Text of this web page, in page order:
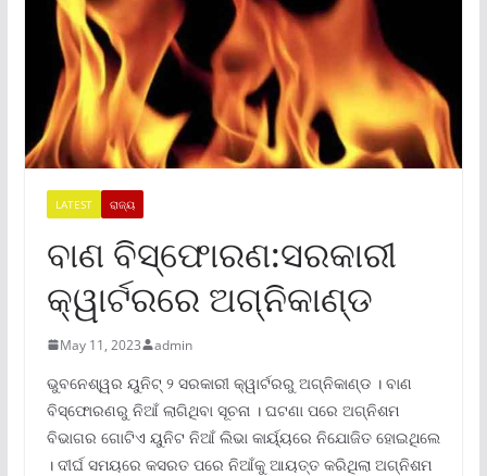
LATEST ରାଜ୍ୟ
ବାଣ ବିସ୍ଫୋରଣ:ସରକାରୀ
କ୍ୱାର୍ଟରରେ ଅଗ୍ନିକାଣ୍ଡ
May 11, 2023 admin
ଭୁବନେଶ୍ୱର ୟୁନିଟ୍ ୨ ସରକାରୀ କ୍ୱାର୍ଟରରୁ ଅଗ୍ନିକାଣ୍ଡ । ବାଣ
ବିସ୍ଫୋରଣରୁ ନିଆଁ ଲାଗିଥିବା ସୂଚନା । ଘଟଣା ପରେ ଅଗ୍ନିଶମ
ବିଭାଗର ଗୋଟିଏ ୟୁନିଟ ନିଆଁ ଲିଭା କାର୍ୟ୍ୟରେ ନିଯୋଜିତ ହୋଇଥିଲେ
। ଦୀର୍ଘ ସମୟରେ କସରତ ପରେ ନିଆଁକୁ ଆୟତ୍ତ କରିଥିଲା ଅଗ୍ନିଶମ